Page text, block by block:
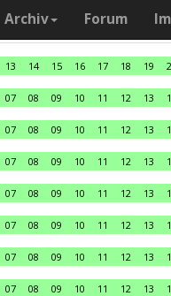
Archiv Forum
13 14 15 16 17 18 19
07 08 09 10 11 12 13
07 08 09 10 11 12 13
07 08 09 10 11 12 13
07 08 09 10 11 12 13
07 08 09 10 11 12 13
07 08 09 10 11 12 13
07 08 09 10 11 12 13